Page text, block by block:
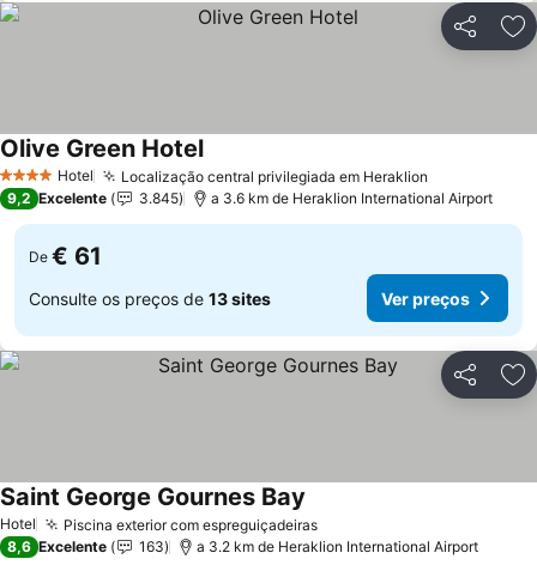
Partilhar
4 EstrelasHotel Localização central privilegiada em Heraklion
Olive Green Hotel
9,2 Excelente 3.845 a 3.6 km de Heraklion International Airport
De € 61
Consulte os preços de 13 sites Ver preços
Partilhar
Hotel Piscina exterior com espreguiçadeiras
Saint George Gournes Bay
8,6 Excelente 163 a 3.2 km de Heraklion International Airport